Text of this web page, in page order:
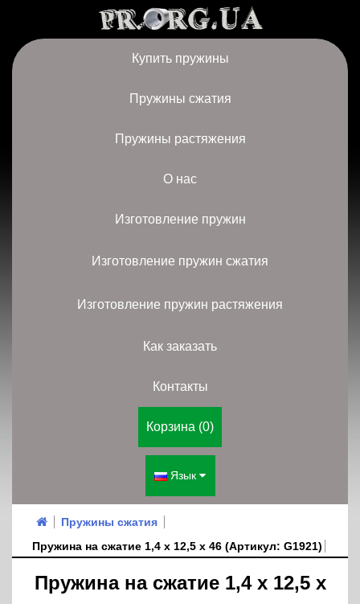
Купить пружины
Пружины сжатия
Пружины растяжения
О нас
Изготовление пружин
Изготовление пружин сжатия
Изготовление пружин растяжения
Как заказать
Контакты
Корзина (0)
Язык
Пружины сжатия
Пружина на сжатие 1,4 х 12,5 х 46 (Артикул: G1921)
Пружина на сжатие 1,4 х 12,5 х